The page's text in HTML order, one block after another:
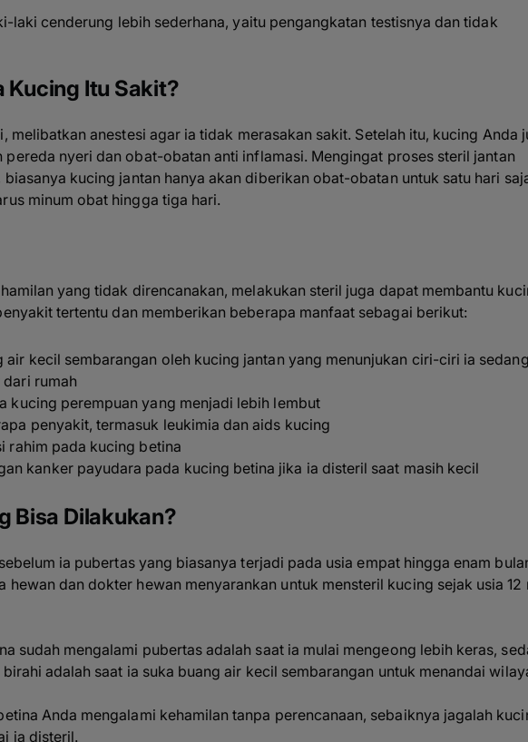
laki cenderung lebih sederhana, yaitu pengangkatan testisnya dan tidak
Kucing Itu Sakit?
melibatkan anestesi agar ia tidak merasakan sakit. Setelah itu, kucing Anda
pereda nyeri dan obat-obatan anti inflamasi. Mengingat proses steril jantan
kucing jantan hanya akan diberikan obat-obatan untuk satu hari
minum obat hingga tiga hari.
yang tidak direncanakan, melakukan steril juga dapat membantu
tertentu dan memberikan beberapa manfaat sebagai berikut:
air kecil sembarangan oleh kucing jantan yang menunjukan ciri-ciri ia
rumah
kucing perempuan yang menjadi lebih lembut
penyakit, termasuk leukimia dan aids kucing
rahim pada kucing betina
kanker payudara pada kucing betina jika ia disteril saat masih kecil
Bisa Dilakukan?
ia pubertas yang biasanya terjadi pada usia empat hingga enam
hewan dan dokter hewan menyarankan untuk mensteril kucing sejak usia 12
sudah mengalami pubertas adalah saat ia mulai mengeong lebih keras,
adalah saat ia suka buang air kecil sembarangan untuk menandai
Anda mengalami kehamilan tanpa perencanaan, sebaiknya jagalah
ia disteril.